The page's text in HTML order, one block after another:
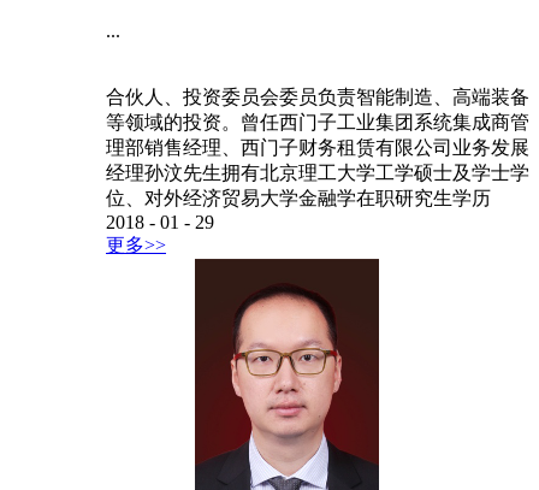
...
合伙人、投资委员会委员负责智能制造、高端装备
等领域的投资。曾任西门子工业集团系统集成商管
理部销售经理、西门子财务租赁有限公司业务发展
经理孙汶先生拥有北京理工大学工学硕士及学士学
位、对外经济贸易大学金融学在职研究生学历
2018 - 01 - 29
更多>>